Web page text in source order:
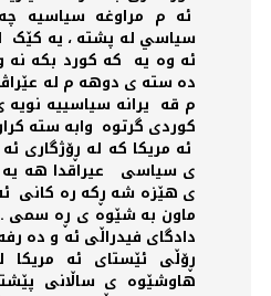
ئە م مراوغە سیاسیە
سياسي له پشتە ، یە کێک
ئە وە یە كه كورد بكه نه
دە ستە ی دوهە م لە
م قە يرانه سياسييه
كوردى گرتوە وابه سته
ئە مریکا کە لە ڕۆژگاری
ی سیاسی عيراقدا هه
ی هێزە شە ڕکە رە کانی ئە
ماون به شێوە ی ڕە سمی .
دادگای فیدراڵی ئە و دە
ڕۆڵی ئێستای ئە مریکا
هاوشێوە ی ساڵانی